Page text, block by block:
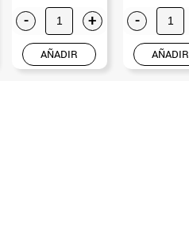
- +
AÑADIR
-
AÑADIR